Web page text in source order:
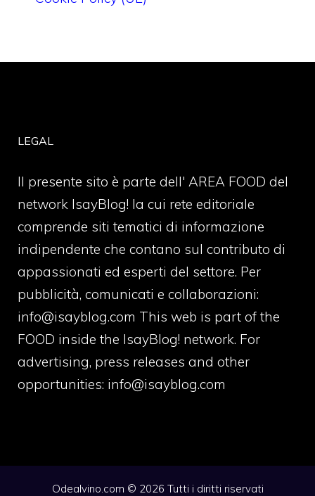
LEGAL
Il presente sito è parte dell' AREA FOOD del
network IsayBlog! la cui rete editoriale
comprende siti tematici di informazione
indipendente che contano sul contributo di
appassionati ed esperti del settore. Per
pubblicità, comunicati e collaborazioni:
info@isayblog.com This web is part of the
FOOD inside the IsayBlog! network. For
advertising, press releases and other
opportunities: info@isayblog.com
Odealvino.com © 2026 Tutti i diritti riservati